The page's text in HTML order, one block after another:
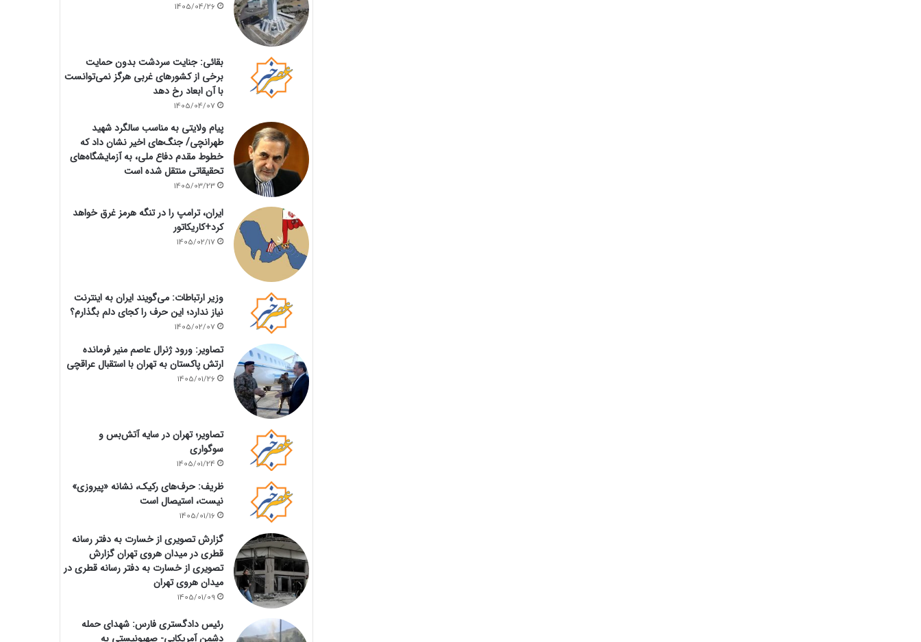
1405/04/26
بقائی: جنایت سردشت بدون حمایت
برخی از کشورهای غربی هرگز نمی‌توانست
با آن ابعاد رخ دهد
1405/04/07
پیام ولایتی به مناسب سالگرد شهید
طهرانچی/ جنگ‌های اخیر نشان داد که
خطوط مقدم دفاع ملی، به آزمایشگاه‌های
تحقیقاتی منتقل شده است
1405/03/23
ایران، ترامپ را در تنگه هرمز غرق خواهد
کرد+کاریکاتور
1405/02/17
وزیر ارتباطات: می‌گویند ایران به اینترنت
نیاز ندارد؛ این حرف را کجای دلم بگذارم؟
1405/02/07
تصاویر: ورود ژنرال عاصم منیر فرمانده
ارتش پاکستان به تهران با استقبال عراقچی
1405/01/26
تصاویر؛ تهران در سایه آتش‌بس و
سوگواری
1405/01/24
ظریف: حرف‌های رکیک، نشانه «پیروزی»
نیست، استیصال است
1405/01/16
گزارش تصویری از خسارت به دفتر رسانه
قطری در میدان هروی تهران گزارش
تصویری از خسارت به دفتر رسانه قطری در
میدان هروی تهران
1405/01/09
رئیس دادگستری فارس: شهدای حمله
دشمن آمریکایی- صهیونیستی به